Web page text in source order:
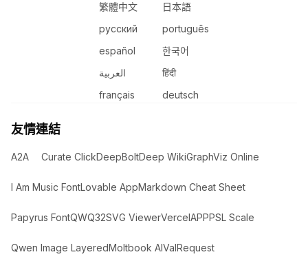
繁體中文
日本語
русский
português
español
한국어
العربية
हिंदी
français
deutsch
友情連結
A2A Curate ClickDeepBoltDeep WikiGraphViz Online
I Am Music FontLovable AppMarkdown Cheat Sheet
Papyrus FontQWQ32SVG ViewerVercelAPPPSL Scale
Qwen Image LayeredMoltbook AIValRequest